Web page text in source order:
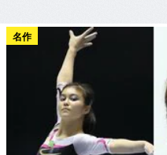
名作